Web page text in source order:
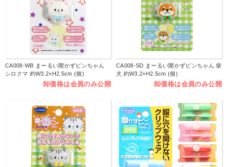
CA008-WB まーるい開かずピンちゃん
シロクマ 約W3.2×H2.5cm (個)
卸価格は会員のみ公開
CA008-SD まーるい開かずピンちゃん 柴
犬 約W3.2×H2.5cm (個)
卸価格は会員のみ公開